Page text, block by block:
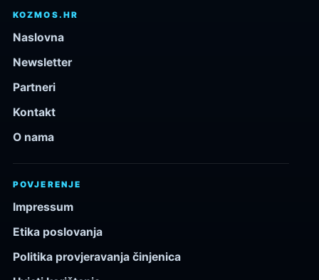
KOZMOS.HR
Naslovna
Newsletter
Partneri
Kontakt
O nama
POVJERENJE
Impressum
Etika poslovanja
Politika provjeravanja činjenica